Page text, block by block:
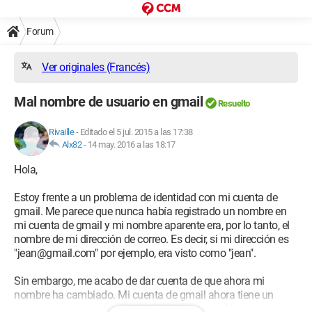
Forum
Ver originales (Francés)
Mal nombre de usuario en gmail Resuelto
Rivaille- Editado el 5 jul. 2015 a las 17:38
Alx82- 14 may. 2016 a las 18:17
Hola,
Estoy frente a un problema de identidad con mi cuenta de
gmail. Me parece que nunca había registrado un nombre en
mi cuenta de gmail y mi nombre aparente era, por lo tanto, el
nombre de mi dirección de correo. Es decir, si mi dirección es
"jean@gmail.com" por ejemplo, era visto como "jean".
Sin embargo, me acabo de dar cuenta de que ahora mi
nombre ha cambiado. Mi cuenta de gmail ahora tiene un
nombre que no es el mío, sino el de un amigo. No tengo idea